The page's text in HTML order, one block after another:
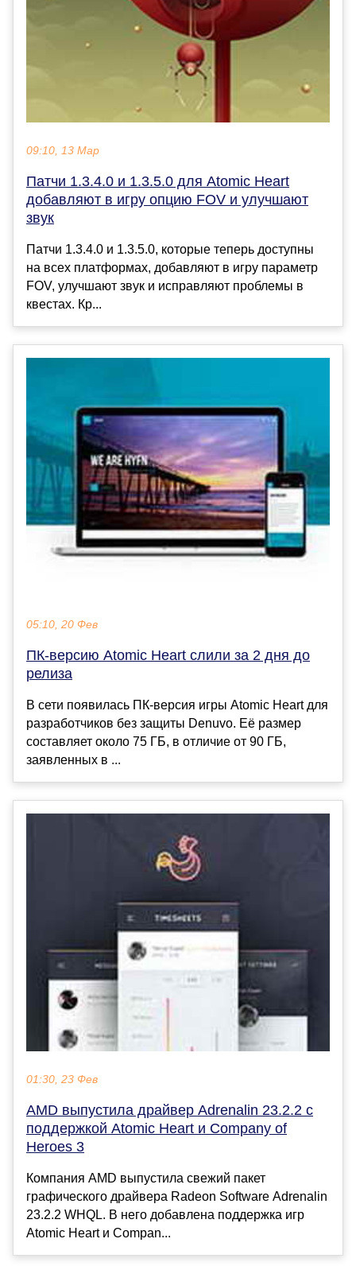
09:10, 13 Мар
Патчи 1.3.4.0 и 1.3.5.0 для Atomic Heart
добавляют в игру опцию FOV и улучшают
звук
Патчи 1.3.4.0 и 1.3.5.0, которые теперь доступны
на всех платформах, добавляют в игру параметр
FOV, улучшают звук и исправляют проблемы в
квестах. Кр...
05:10, 20 Фев
ПК-версию Atomic Heart слили за 2 дня до
релиза
В сети появилась ПК-версия игры Atomic Heart для
разработчиков без защиты Denuvo. Её размер
составляет около 75 ГБ, в отличие от 90 ГБ,
заявленных в ...
01:30, 23 Фев
AMD выпустила драйвер Adrenalin 23.2.2 с
поддержкой Atomic Heart и Company of
Heroes 3
Компания AMD выпустила свежий пакет
графического драйвера Radeon Software Adrenalin
23.2.2 WHQL. В него добавлена поддержка игр
Atomic Heart и Compan...